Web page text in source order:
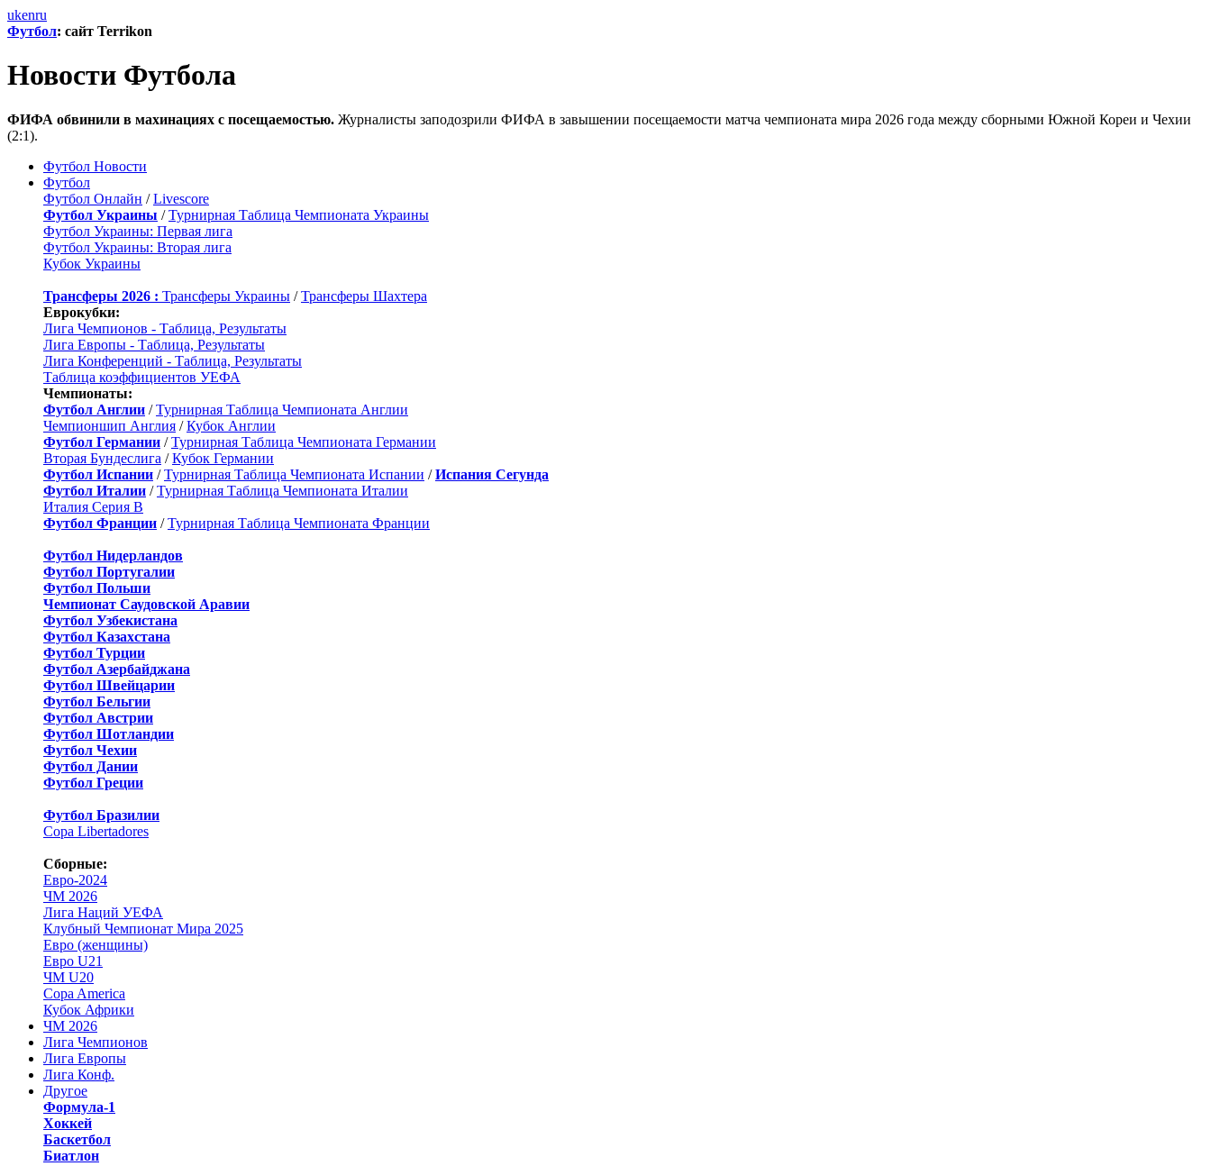
ukenru
Футбол: сайт Terrikon
Новости Футбола
ФИФА обвинили в махинациях с посещаемостью. Журналисты заподозрили ФИФА в завышении посещаемости матча чемпионата мира 2026 года между сборными Южной Кореи и Чехии
(2:1).
Футбол Новости
Футбол
Футбол Онлайн /Livescore
Футбол Украины /Турнирная Таблица Чемпионата Украины
Футбол Украины: Первая лига
Футбол Украины: Вторая лига
Кубок Украины
Трансферы 2026 : Трансферы Украины /Трансферы Шахтера
Еврокубки:
Лига Чемпионов - Таблица, Результаты
Лига Европы - Таблица, Результаты
Лига Конференций - Таблица, Результаты
Таблица коэффициентов УЕФА
Чемпионаты:
Футбол Англии /Турнирная Таблица Чемпионата Англии
Чемпионшип Англия /Кубок Англии
Футбол Германии /Турнирная Таблица Чемпионата Германии
Вторая Бундеслига /Кубок Германии
Футбол Испании /Турнирная Таблица Чемпионата Испании /Испания Сегунда
Футбол Италии /Турнирная Таблица Чемпионата Италии
Италия Серия B
Футбол Франции /Турнирная Таблица Чемпионата Франции
Футбол Нидерландов
Футбол Португалии
Футбол Польши
Чемпионат Саудовской Аравии
Футбол Узбекистана
Футбол Казахстана
Футбол Турции
Футбол Азербайджана
Футбол Швейцарии
Футбол Бельгии
Футбол Австрии
Футбол Шотландии
Футбол Чехии
Футбол Дании
Футбол Греции
Футбол Бразилии
Copa Libertadores
Сборные:
Евро-2024
ЧМ 2026
Лига Наций УЕФА
Клубный Чемпионат Мира 2025
Евро (женщины)
Евро U21
ЧМ U20
Copa America
Кубок Африки
ЧМ 2026
Лига Чемпионов
Лига Европы
Лига Конф.
Другое
Формула-1
Хоккей
Баскетбол
Биатлон